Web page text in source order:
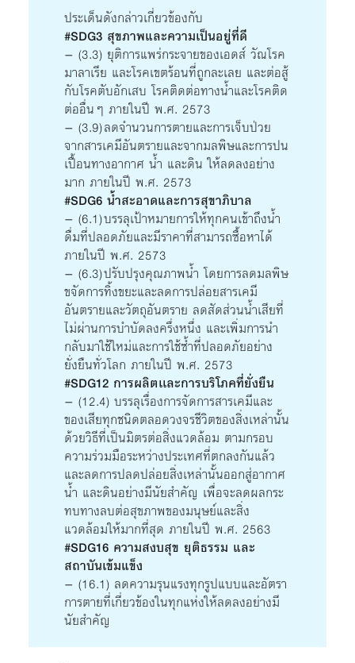
ประเด็นดังกล่าวเกี่ยวข้องกับ
#SDG3 สุขภาพและความเป็นอยู่ที่ดี
– (3.3) ยุติการแพร่กระจายของเอดส์ วัณโรค
มาลาเรีย และโรคเขตร้อนที่ถูกละเลย และต่อสู้
กับโรคตับอักเสบ โรคติดต่อทางน้ำและโรคติด
ต่ออื่นๆ ภายในปี พ.ศ. 2573
– (3.9) ลดจำนวนการตายและการเจ็บป่วย
จากสารเคมีอันตรายและจากมลพิษและการปน
เปื้อนทางอากาศ น้ำ และดิน ให้ลดลงอย่าง
มาก ภายในปี พ.ศ. 2573
#SDG6 น้ำสะอาดและการสุขาภิบาล
– (6.1) บรรลุเป้าหมายการให้ทุกคนเข้าถึงน้ำ
ดื่มที่ปลอดภัยและมีราคาที่สามารถซื้อหาได้
ภายในปี พ.ศ. 2573
– (6.3) ปรับปรุงคุณภาพน้ำ โดยการลดมลพิษ
ขจัดการทิ้งขยะและลดการปล่อยสารเคมี
อันตรายและวัตถุอันตราย ลดสัดส่วนน้ำเสียที่
ไม่ผ่านการบำบัดลงครึ่งหนึ่ง และเพิ่มการนำ
กลับมาใช้ใหม่และการใช้ซ้ำที่ปลอดภัยอย่าง
ยั่งยืนทั่วโลก ภายในปี พ.ศ. 2573
#SDG12 การผลิตเเละการบริโภคที่ยั่งยืน
– (12.4) บรรลุเรื่องการจัดการสารเคมีและ
ของเสียทุกชนิดตลอดวงจรชีวิตของสิ่งเหล่านั้น
ด้วยวิธีที่เป็นมิตรต่อสิ่งแวดล้อม ตามกรอบ
ความร่วมมือระหว่างประเทศที่ตกลงกันแล้ว
และลดการปลดปล่อยสิ่งเหล่านั้นออกสู่อากาศ
น้ำ และดินอย่างมีนัยสำคัญ เพื่อจะลดผลกระ
ทบทางลบต่อสุขภาพของมนุษย์และสิ่ง
แวดล้อมให้มากที่สุด ภายในปี พ.ศ. 2563
#SDG16 ความสงบสุข ยุติธรรม และ
สถาบันเข้มแข็ง
– (16.1) ลดความรุนแรงทุกรูปแบบและอัตรา
การตายที่เกี่ยวข้องในทุกแห่งให้ลดลงอย่างมี
นัยสำคัญ